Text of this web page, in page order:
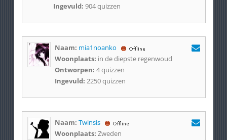
Ingevuld: 904 quizzen
Naam: mia1noanko
Woonplaats: in de diepste regenwoud
Ontworpen: 4 quizzen
Ingevuld: 2250 quizzen
Naam: Twinsis
Woonplaats: Zweden